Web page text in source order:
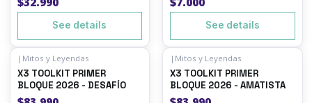
BOX
See details See details
Out of stock
| Mitos y Leyendas
X3 TOOLKIT PRIMER
BLOQUE 2026 - DESAFÍO
Out of stock
| Mitos y Leyendas
X3 TOOLKIT PRIMER
BLOQUE 2026 - AMATISTA